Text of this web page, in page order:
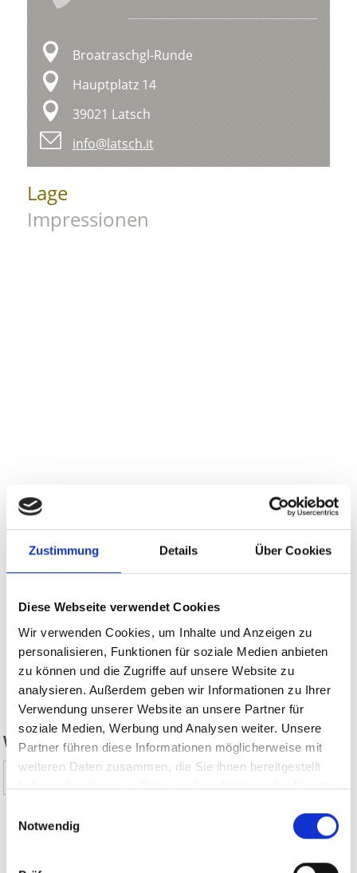
Zustimmung Details Über Cookies
Diese Webseite verwendet Cookies
Wir verwenden Cookies, um Inhalte und Anzeigen zu
personalisieren, Funktionen für soziale Medien anbieten
zu können und die Zugriffe auf unsere Website zu
analysieren. Außerdem geben wir Informationen zu Ihrer
Verwendung unserer Website an unsere Partner für
soziale Medien, Werbung und Analysen weiter. Unsere
Partner führen diese Informationen möglicherweise mit
weiteren Daten zusammen, die Sie ihnen bereitgestellt
haben oder die sie im Rahmen Ihrer Nutzung der Dienste
Notwendig
Broatraschgl-Runde
Hauptplatz 14
39021 Latsch
info@latsch.it
Lage
Impressionen
zurück
WAR DER INHALT FÜR SIE HILFREICH?
Ja
Nein